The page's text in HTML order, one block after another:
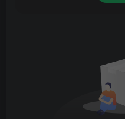
68-第8课私域变现的产品分布
69-第9课私域账号运营